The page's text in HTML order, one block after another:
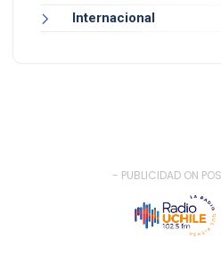
Internacional
- PUBLICIDAD ON